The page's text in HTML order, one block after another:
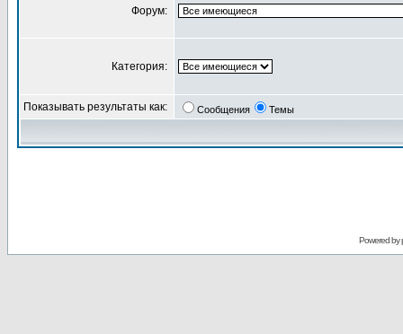
Форум:
Категория:
Показывать результаты как: Сообщения Темы
Powered by